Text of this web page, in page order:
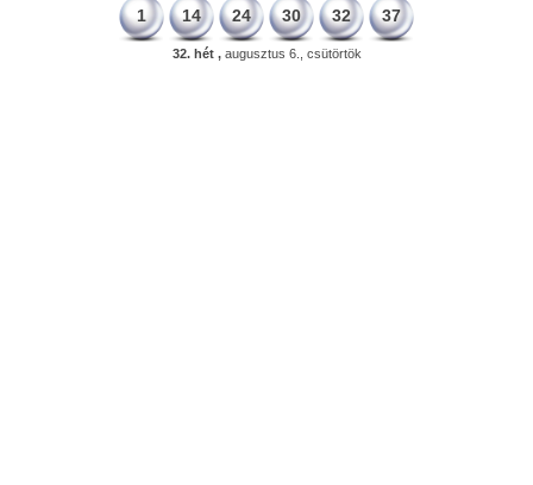
1 14 24 30 32 37
32. hét ,augusztus 6., csütörtök